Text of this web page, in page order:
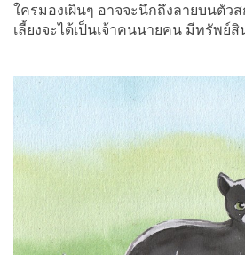
ใครมองเผินๆ อาจจะนึกถึงลายบนตัว
เลี้ยงจะได้เป็นเจ้าคนนายคน มีทรัพย์